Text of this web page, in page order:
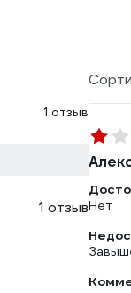
1 отзыв
1 отзывНет